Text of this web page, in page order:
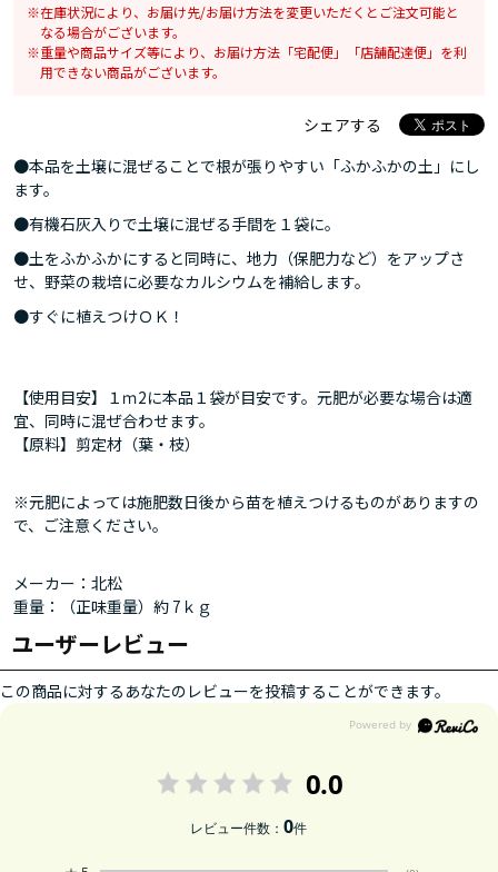
在庫状況により、お届け先/お届け方法を変更いただくとご注文可能と
なる場合がございます。
重量や商品サイズ等により、お届け方法「宅配便」「店舗配達便」を利
用できない商品がございます。
シェアする
●本品を土壌に混ぜることで根が張りやすい「ふかふかの土」にし
ます。
●有機石灰入りで土壌に混ぜる手間を１袋に。
●土をふかふかにすると同時に、地力（保肥力など）をアップさ
せ、野菜の栽培に必要なカルシウムを補給します。
●すぐに植えつけＯＫ！
【使用目安】１ｍ2に本品１袋が目安です。元肥が必要な場合は適
宜、同時に混ぜ合わせます。
【原料】剪定材（葉・枝）
※元肥によっては施肥数日後から苗を植えつけるものがありますの
で、ご注意ください。
メーカー：北松
重量：（正味重量）約 7ｋｇ
ユーザーレビュー
この商品に対するあなたのレビューを投稿することができます。
0.0
レビュー件数：0件